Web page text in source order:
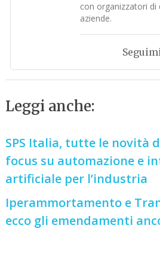
con organizzatori di
aziende.
Leggi anche:
SPS Italia, tutte le novità
focus su automazione e
artificiale per l’industria
Iperammortamento e
ecco gli emendamenti